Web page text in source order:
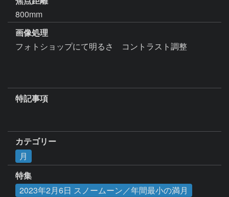
800mm
画像処理
フォトショップにて明るさ　コントラスト調整
特記事項
カテゴリー
月
特集
2023年2月6日 スノームーン／年間最小の満月